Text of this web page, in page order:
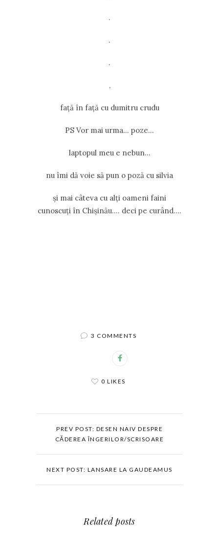
.
.
.
,
faţă în faţă cu dumitru crudu
PS Vor mai urma… poze…
laptopul meu e nebun…
nu îmi dă voie să pun o poză cu silvia
şi mai câteva cu alţi oameni faini
cunoscuţi în Chişinău…. deci pe curând….
3 COMMENTS
0 LIKES
PREV POST: DESEN NAIV DESPRE
CĂDEREA ÎNGERILOR/SCRISOARE
NEXT POST: LANSARE LA GAUDEAMUS
Related posts